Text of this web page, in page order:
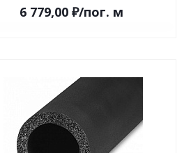
6 779,00 ₽/пог. м